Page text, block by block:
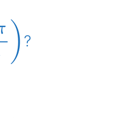
) ?